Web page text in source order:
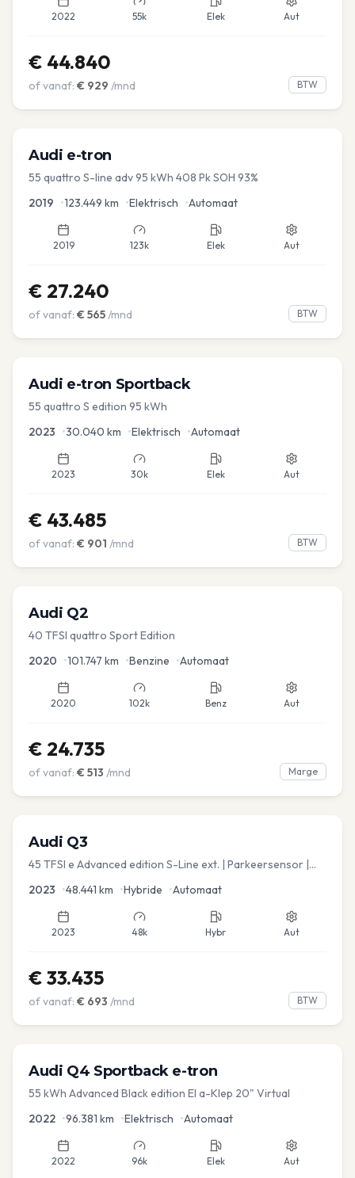
2022 55k Elek Aut
€ 44.840
of vanaf: € 929 /mnd BTW
Audi e-tron
55 quattro S-line adv 95 kWh 408 Pk SOH 93%
2019 •123.449 km •Elektrisch •Automaat
2019 123k Elek Aut
€ 27.240
of vanaf: € 565/mnd BTW
Audi e-tron Sportback
55 quattro S edition 95 kWh
2023 •30.040 km •Elektrisch •Automaat
2023 30k Elek Aut
€ 43.485
of vanaf: € 901 /mnd BTW
Audi Q2
40 TFSI quattro Sport Edition
2020 •101.747 km •Benzine •Automaat
2020 102k Benz Aut
€ 24.735
of vanaf: € 513 /mnd Marge
Audi Q3
45 TFSI e Advanced edition S-Line ext. | Parkeersensor |
2023 •48.441 km •Hybride •Automaat
2023 48k Hybr Aut
€ 33.435
of vanaf: € 693 /mnd BTW
Audi Q4 Sportback e-tron
55 kWh Advanced Black edition El a-Klep 20" Virtual
2022 •96.381 km •Elektrisch •Automaat
2022 96k Elek Aut